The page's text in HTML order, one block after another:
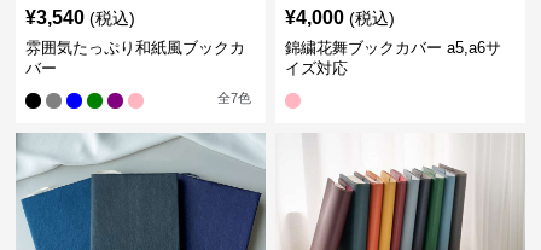
¥3,540 (税込)
雰囲気たっぷり和紙風ブックカ
バー
全7色
¥4,000 (税込)
錦繍花舞ブックカバー a5,a6サ
イズ対応